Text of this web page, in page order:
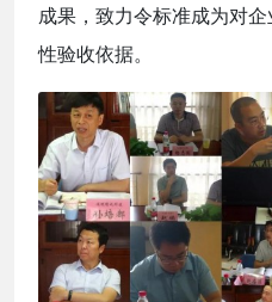
成果，致力令标准成为对
性验收依据。